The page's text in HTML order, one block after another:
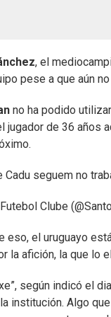
, el
pese a que aún
no ha podido
jugador de 36 años
Cadu seguem no
Clube
eso, el uruguayo
la afición, la que lo
según indicó el
institución. Algo